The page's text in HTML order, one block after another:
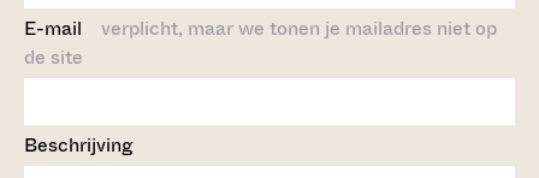
E-mail verplicht, maar we tonen je mailadres niet op
de site
Beschrijving